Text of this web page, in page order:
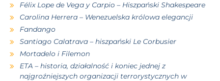
Félix Lope de Vega y Carpio – Hiszpański Shakespeare
Carolina Herrera – Wenezuelska królowa elegancji
Fandango
Santiago Calatrava – hiszpański Le Corbusier
Mortadelo i Filemon
ETA – historia, działalność i koniec jednej z
najgroźniejszych organizacji terrorystycznych w